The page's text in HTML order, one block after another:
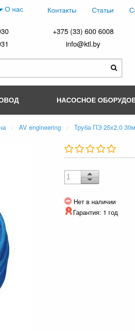
О нас Контакты Статьи
+375 (33) 600 6008
info@ktl.by
НАСОСНОЕ
AV engineering Труба ПЭ 25х2,0
Нет в наличии
Гарантия: 1 год